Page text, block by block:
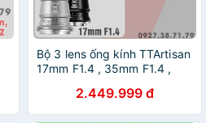
Bộ 3 lens ống kính TTArtisan
17mm F1.4 , 35mm F1.4 ,
Sony, Canon EOS M ,Nikon
Z, Leica L và M4/3
2.449.999 đ